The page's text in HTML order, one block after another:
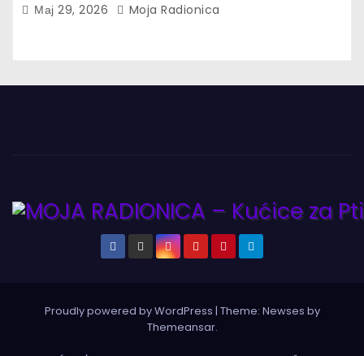
Мај 29, 2026 Moja Radionica
Proudly powered by WordPress | Theme: Newses by
Themeansar.